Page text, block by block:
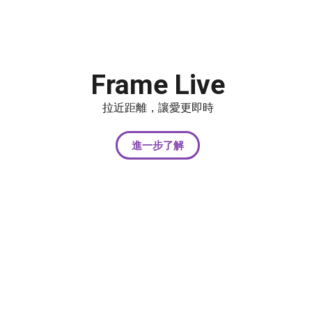
Frame Live
拉近距離，讓愛更即時
進一步了解